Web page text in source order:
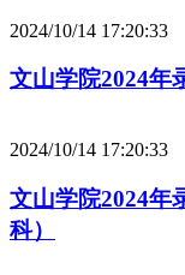
2024/10/14 17:20:33
文山学院2024年
2024/10/14 17:20:33
文山学院2024年
科）